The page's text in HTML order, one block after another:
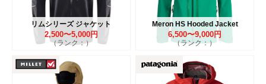
リムシリーズ ジャケット
2,500〜5,000円
（ランク：）
Meron HS Hooded Jacket
6,500〜9,000円
（ランク：）